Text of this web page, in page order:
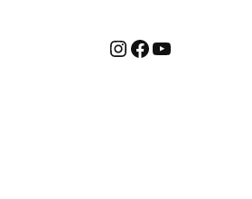
Instagram
Facebook
YouTube